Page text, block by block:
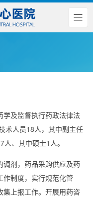
及监督执行药政法律法
术人员18人，其中副主任
、其中硕士1人。
调剂，药品采购供应及药
作制度，实行规范化管
上报工作。开展用药咨